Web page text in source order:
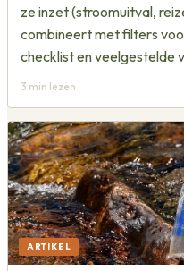
ze inzet (stroomuitval,
combineert met filters
checklist en veelgestelde
3 min lezen
ARTIKEL